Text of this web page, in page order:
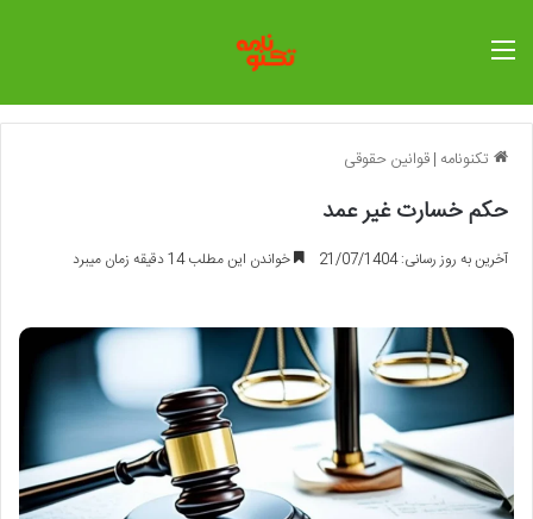
تکنونامه |قوانین حقوقی
حکم خسارت غیر عمد
آخرین به روز رسانی: 21/07/1404 خواندن این مطلب 14 دقیقه زمان میبرد